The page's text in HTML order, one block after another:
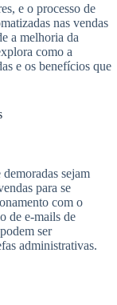
e o processo de
nas vendas
a melhoria da
como a
e os benefícios que
sejam
para se
com o
de e-mails de
ser
administrativas.